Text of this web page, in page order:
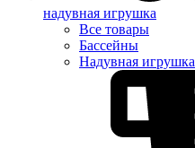
надувная игрушка
Все товары
Бассейны
Надувная игрушка